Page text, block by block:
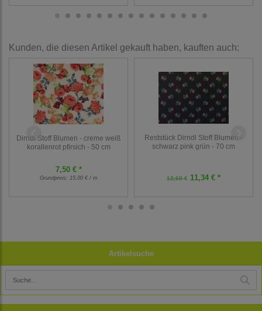
Artikelsuche
Kunden, die diesen Artikel gekauft haben, kauften auch:
Dirndl Stoff Blumen - creme weiß
korallenrot pfirsich - 50 cm
7,50 € *
Grundpreis: 15,00 € / m
Reststück Dirndl Stoff Blumen -
schwarz pink grün - 70 cm
12,60 € 11,34 € *